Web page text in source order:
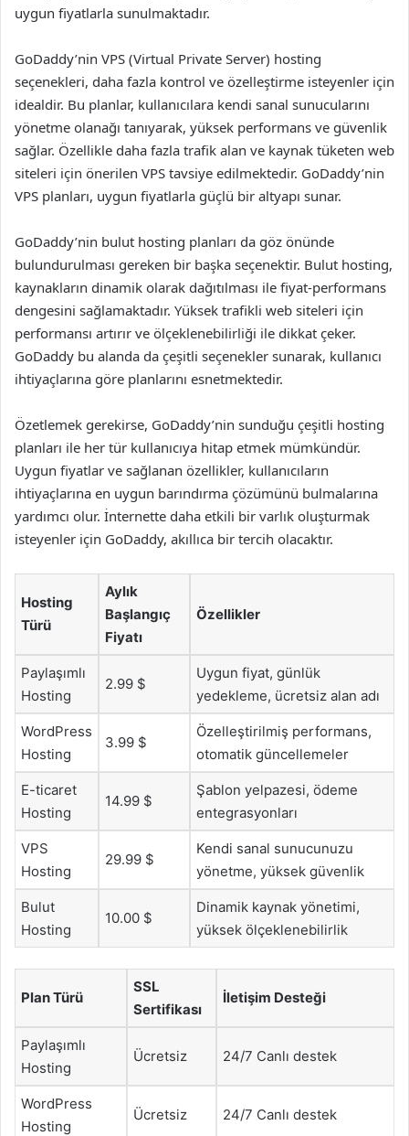
uygun fiyatlarla sunulmaktadır.
GoDaddy’nin VPS (Virtual Private Server) hosting
seçenekleri, daha fazla kontrol ve özelleştirme isteyenler için
idealdir. Bu planlar, kullanıcılara kendi sanal sunucularını
yönetme olanağı tanıyarak, yüksek performans ve güvenlik
sağlar. Özellikle daha fazla trafik alan ve kaynak tüketen web
siteleri için önerilen VPS tavsiye edilmektedir. GoDaddy’nin
VPS planları, uygun fiyatlarla güçlü bir altyapı sunar.
GoDaddy’nin bulut hosting planları da göz önünde
bulundurulması gereken bir başka seçenektir. Bulut hosting,
kaynakların dinamik olarak dağıtılması ile fiyat-performans
dengesini sağlamaktadır. Yüksek trafikli web siteleri için
performansı artırır ve ölçeklenebilirliği ile dikkat çeker.
GoDaddy bu alanda da çeşitli seçenekler sunarak, kullanıcı
ihtiyaçlarına göre planlarını esnetmektedir.
Özetlemek gerekirse, GoDaddy’nin sunduğu çeşitli hosting
planları ile her tür kullanıcıya hitap etmek mümkündür.
Uygun fiyatlar ve sağlanan özellikler, kullanıcıların
ihtiyaçlarına en uygun barındırma çözümünü bulmalarına
yardımcı olur. İnternette daha etkili bir varlık oluşturmak
isteyenler için GoDaddy, akıllıca bir tercih olacaktır.
Hosting
Türü
Aylık
Başlangıç
Fiyatı
Özellikler
Paylaşımlı
Hosting
2.99 $
Uygun fiyat, günlük
yedekleme, ücretsiz alan adı
WordPress
Hosting
3.99 $
Özelleştirilmiş performans,
otomatik güncellemeler
E-ticaret
Hosting
14.99 $
Şablon yelpazesi, ödeme
entegrasyonları
VPS
Hosting
29.99 $
Kendi sanal sunucunuzu
yönetme, yüksek güvenlik
Bulut
Hosting
10.00 $
Dinamik kaynak yönetimi,
yüksek ölçeklenebilirlik
Plan Türü
SSL
Sertifikası
İletişim Desteği
Paylaşımlı
Hosting
Ücretsiz 24/7 Canlı destek
WordPress
Hosting
Ücretsiz 24/7 Canlı destek